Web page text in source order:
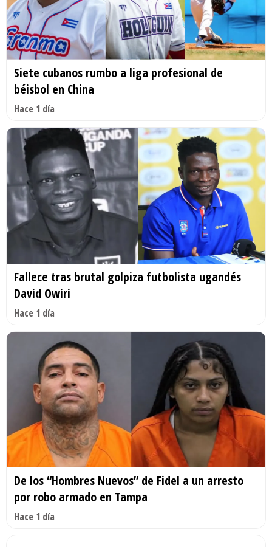
Siete cubanos rumbo a liga profesional de
béisbol en China
Hace 1 día
Fallece tras brutal golpiza futbolista ugandés
David Owiri
Hace 1 día
De los “Hombres Nuevos” de Fidel a un arresto
por robo armado en Tampa
Hace 1 día